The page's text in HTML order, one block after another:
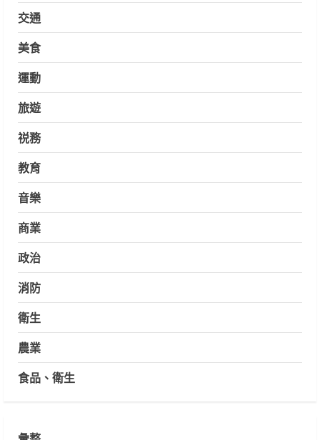
交通
美食
運動
旅遊
祱務
教育
音樂
商業
政治
消防
衛生
農業
食品、衛生